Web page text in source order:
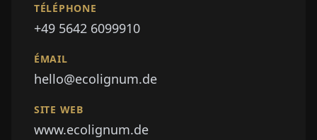
TÉLÉPHONE
+49 5642 6099910
ÉMAIL
hello@ecolignum.de
SITE WEB
www.ecolignum.de